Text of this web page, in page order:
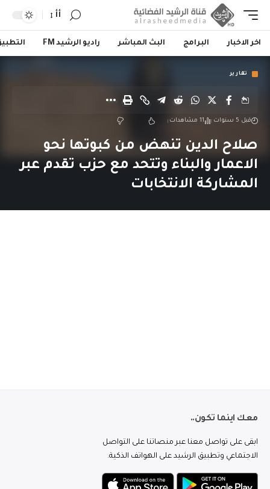
أأ
اخر الاخبار البرامج البث المباشر راديو الرشيد FM
تقارير
قبل 5 سنوات 11 مشاهدات
صلاح الدين تنهض من كبوتها نحو
الاعمار والبناء وتتحد مع حزب تقدم عبر
المشاركة الانتخابات
معك اينما تكون..
ابقى على تواصل معنا عبر منصاتنا على التواصل
الاجتماعي وتطبيق الرشيد على الهواتف الذكية.